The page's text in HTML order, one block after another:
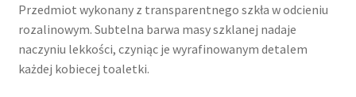
Przedmiot wykonany z transparentnego szkła w odcieniu
rozalinowym. Subtelna barwa masy szklanej nadaje
naczyniu lekkości, czyniąc je wyrafinowanym detalem
każdej kobiecej toaletki.